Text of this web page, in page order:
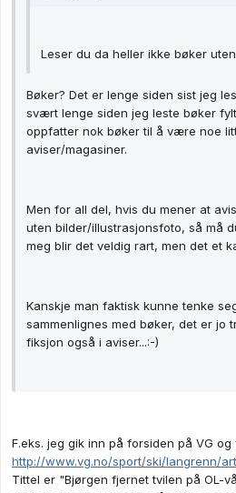
Leser du da heller ikke bøker
Bøker? Det er lenge siden sist jeg
svært lenge siden jeg leste bøker
oppfatter nok bøker til å være noe
aviser/magasiner.
Men for all del, hvis du mener at
uten bilder/illustrasjonsfoto, så må
meg blir det veldig rart, men det et
Kanskje man faktisk kunne tenke
sammenlignes med bøker, det er jo
fiksjon også i aviser...:-)
F.eks. jeg gik inn på forsiden på VG
http://www.vg.no/sport/ski/langrenn/
Tittel er "Bjørgen fjernet tvilen på OL-